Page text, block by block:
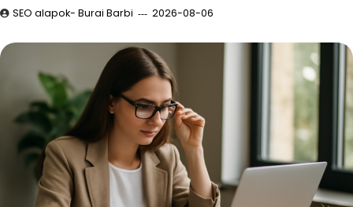
SEO alapok- Burai Barbi 2026-08-06